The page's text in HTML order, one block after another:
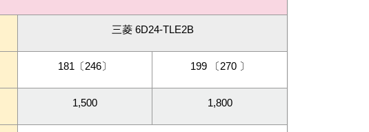
三菱 6D24-TLE2B
181 〔246〕 199 〔270 〕
1,500 1,800